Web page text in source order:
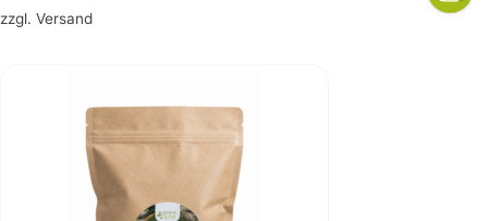
Preis
zzgl. Versand